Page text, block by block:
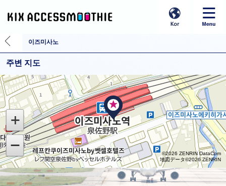
이즈미사노
주변 지도
©2026 ZENRIN DataCom
地図データ©2026 ZENRIN